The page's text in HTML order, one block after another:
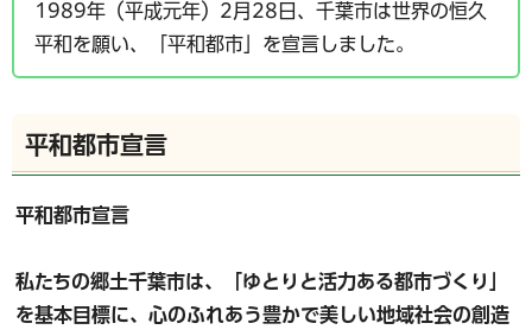
1989年（平成元年）2月28日、千葉市は世界の恒久
平和を願い、「平和都市」を宣言しました。
平和都市宣言
平和都市宣言
私たちの郷土千葉市は、「ゆとりと活力ある都市づくり」
を基本目標に、心のふれあう豊かで美しい地域社会の創造